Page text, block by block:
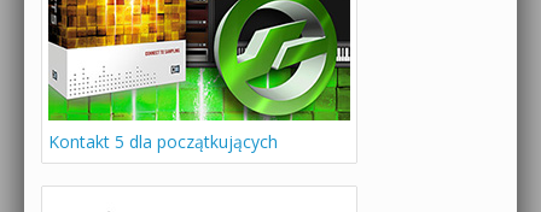
Kontakt 5 dla początkujących